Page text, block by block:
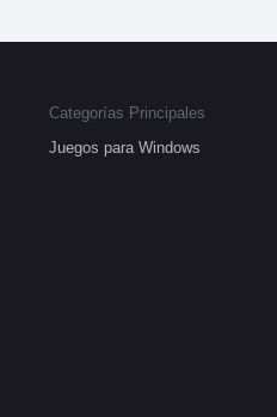
Categorías Principales
Juegos para Windows